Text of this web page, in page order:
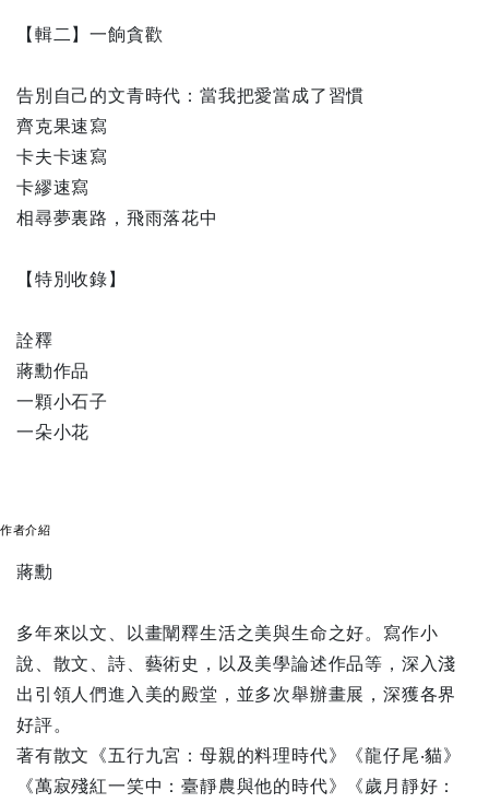
【輯二】一餉貪歡
告別自己的文青時代：當我把愛當成了習慣
齊克果速寫
卡夫卡速寫
卡繆速寫
相尋夢裏路，飛雨落花中
【特別收錄】
詮釋
蔣勳作品
一顆小石子
一朵小花
作者介紹
蔣勳
多年來以文、以畫闡釋生活之美與生命之好。寫作小
說、散文、詩、藝術史，以及美學論述作品等，深入淺
出引領人們進入美的殿堂，並多次舉辦畫展，深獲各界
好評。
著有散文《五行九宮：母親的料理時代》《龍仔尾‧貓》
《萬寂殘紅一笑中：臺靜農與他的時代》《歲月靜好：